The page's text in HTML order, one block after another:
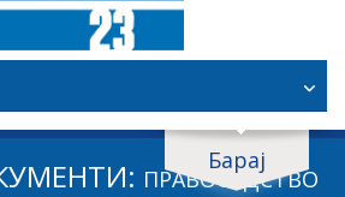
Барај
ПРАВОСУДСТВО